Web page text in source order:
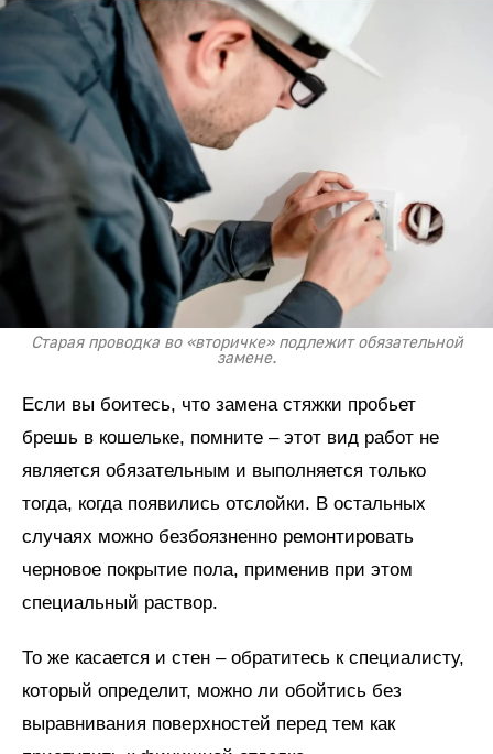
Старая проводка во «вторичке» подлежит обязательной
замене.
Если вы боитесь, что замена стяжки пробьет
брешь в кошельке, помните – этот вид работ не
является обязательным и выполняется только
тогда, когда появились отслойки. В остальных
случаях можно безбоязненно ремонтировать
черновое покрытие пола, применив при этом
специальный раствор.
То же касается и стен – обратитесь к специалисту,
который определит, можно ли обойтись без
выравнивания поверхностей перед тем как